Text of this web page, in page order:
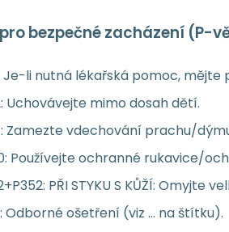
bezpečné zacházení (P-
Je-li nutná lékařská pomoc,
Uchovávejte mimo dosah dětí.
Zamezte vdechování prachu/
Používejte ochranné rukavice/
PŘI STYKU S KŮŽÍ: Omyjte
Odborné ošetření (viz … na štítku).